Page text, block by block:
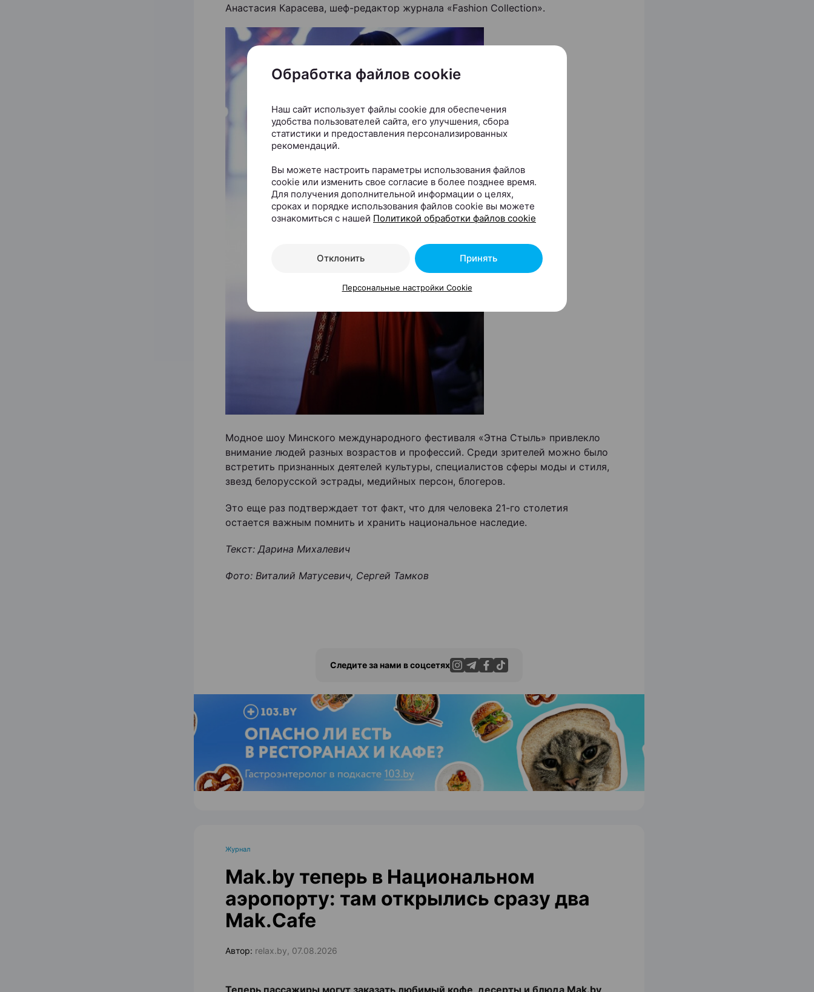
Анастасия Карасева, шеф-редактор журнала «Fashion Collection».
Модное шоу Минского международного фестиваля «Этна Стыль» привлекло
внимание людей разных возрастов и профессий. Среди зрителей можно было
встретить признанных деятелей культуры, специалистов сферы моды и стиля,
звезд белорусской эстрады, медийных персон, блогеров.
Это еще раз подтверждает тот факт, что для человека 21-го столетия
остается важным помнить и хранить национальное наследие.
Текст: Дарина Михалевич
Фото: Виталий Матусевич, Сергей Тамков
Следите за нами в соцсетях
Журнал
Mak.by теперь в Национальном
аэропорту: там открылись сразу два
Mak.Cafe
Автор: relax.by, 07.08.2026
Теперь пассажиры могут заказать любимый кофе, десерты и блюда Mak.by
Обработка файлов cookie
Наш сайт использует файлы cookie для обеспечения
удобства пользователей сайта, его улучшения, сбора
статистики и предоставления персонализированных
рекомендаций.
Вы можете настроить параметры использования файлов
cookie или изменить свое согласие в более позднее время.
Для получения дополнительной информации о целях,
сроках и порядке использования файлов cookie вы можете
ознакомиться с нашей Политикой обработки файлов cookie
Отклонить Принять
Персональные настройки Cookie